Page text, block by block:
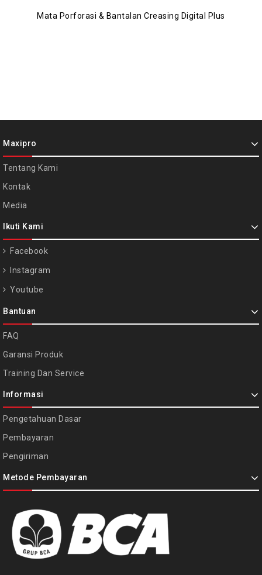
Mata Porforasi & Bantalan Creasing Digital Plus
Maxipro
Tentang Kami
Kontak
Media
Ikuti Kami
Facebook
Instagram
Youtube
Bantuan
FAQ
Garansi Produk
Training Dan Service
Informasi
Pengetahuan Dasar
Pembayaran
Pengiriman
Metode Pembayaran